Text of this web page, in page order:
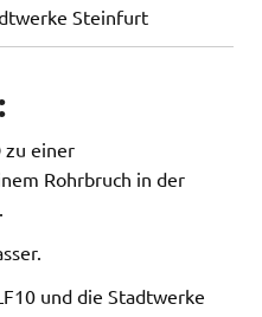
Steinfurt
zu einer
Rohrbruch in der
und die Stadtwerke